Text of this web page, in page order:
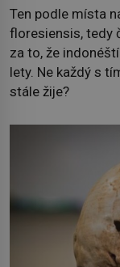
Ten podle místa
floresiensis, tedy
za to, že
lety. Ne každý s
stále žije?